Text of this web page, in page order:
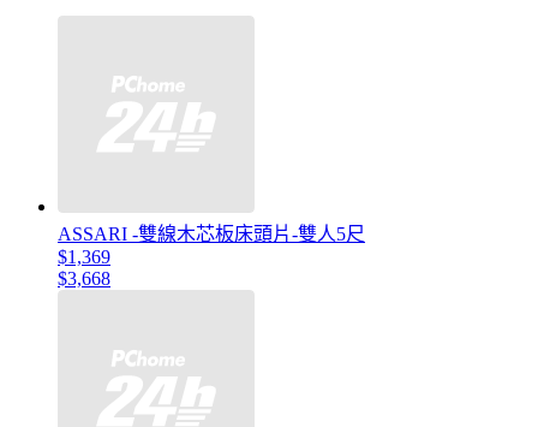
ASSARI -雙線木芯板床頭片-雙人5尺
$1,369
$3,668